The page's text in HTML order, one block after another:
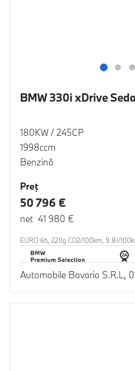
BMW 330i xDrive
180KW / 245CP
1998ccm
Benzină
Preţ
50 796 €
net 41 980 €
EURO 6b, 220g CO2/100km, 9.8l/
Automobile Bavaria S.R.L,